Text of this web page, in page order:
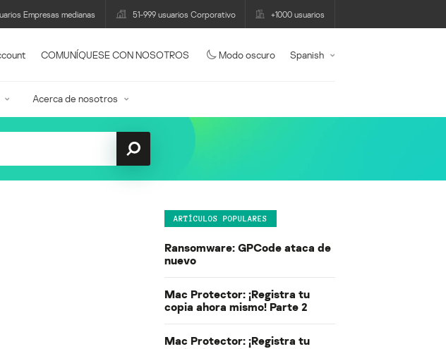
Empresas medianas 51-999 usuarios Corporativo +1000 usuarios
COMUNÍQUESE CON NOSOTROS Modo oscuro Spanish
Acerca de nosotros
ARTÍCULOS POPULARES
Ransomware: GPCode ataca de
nuevo
Mac Protector: ¡Registra tu
copia ahora mismo! Parte 2
Mac Protector: ¡Registra tu